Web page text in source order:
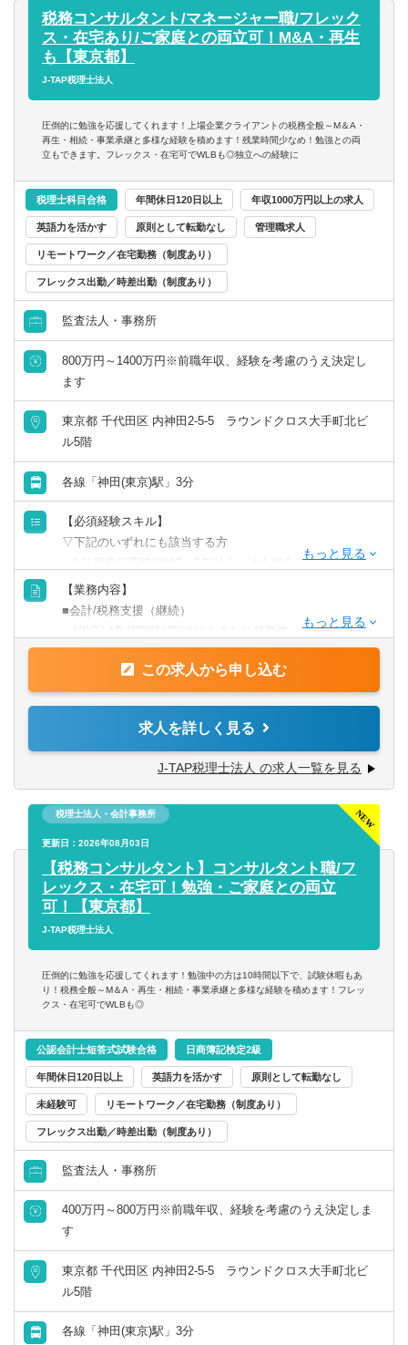
・税務コンサル領域にもチャレンジ
・新規事業立ち上げのためのシステム等に携わる
あなたのやる気次第で様々なチャレンジができます！
税務コンサルタント/マネージャー職/フレック
ス・在宅あり/ご家庭との両立可！M&A・再生
も【東京都】
J-TAP税理士法人
圧倒的に勉強を応援してくれます！上場企業クライアントの税務全般～M＆A・
再生・相続・事業承継と多様な経験を積めます！残業時間少なめ！勉強との両
立もできます。フレックス・在宅可でWLBも◎独立への経験に
税理士科目合格 年間休日120日以上 年収1000万円以上の求人
英語力を活かす 原則として転勤なし 管理職求人
リモートワーク／在宅勤務（制度あり）
フレックス出勤／時差出勤（制度あり）
監査法人・事務所
800万円～1400万円※前職年収、経験を考慮のうえ決定し
ます
東京都 千代田区 内神田2-5-5 ラウンドクロス大手町北ビ
ル5階
各線「神田(東京)駅」3分
【必須経験スキル】
▽下記のいずれにも該当する方
■会計事務所実務経験3～5年以上（法人税申告書作成経験必
須）
■税理士試験の3科目合格者以上（簿財+法人or消費or相続）
or公認会計士
【歓迎要件】
■金融業界経験のある方
【求める人材】
■ 謙虚さと素直さがある方（コミュニケーションと協力）
■コミュニケーション能力が高く人と信頼関係を構築できる
方（コミュニケーションと協力）
■悪いことも含めあらゆる事象を自己成長機会だと捉えるこ
とができる（主体性）
■成長意欲が高い（プロフェッショナリズム）
【業務内容】
■会計/税務支援（継続）
・USGAAP/IFRS対応/連結を含む決算業務
・税務顧問（税務相談）
・法人税/消費税/償却資産税の申告代行
・資産税（相続対策）コンサルティング
■税務支援（スポット）
・税務面の調査（税務DD）
・組織再編ストラクチャーの検討/実行支援
※経験スキルによってお任せする業務は異なります。
この求人から申し込む
求人を詳しく見る
J-TAP税理士法人 の求人一覧を見る
税理士法人・会計事務所
更新日：2026年08月03日
【税務コンサルタント】コンサルタント職/フ
レックス・在宅可！勉強・ご家庭との両立
可！【東京都】
J-TAP税理士法人
圧倒的に勉強を応援してくれます！勉強中の方は10時間以下で、試験休暇もあ
り！税務全般～M＆A・再生・相続・事業承継と多様な経験を積めます！フレッ
クス・在宅可でWLBも◎
公認会計士短答式試験合格 日商簿記検定2級
年間休日120日以上 英語力を活かす 原則として転勤なし
未経験可 リモートワーク／在宅勤務（制度あり）
フレックス出勤／時差出勤（制度あり）
監査法人・事務所
400万円～800万円※前職年収、経験を考慮のうえ決定しま
す
東京都 千代田区 内神田2-5-5 ラウンドクロス大手町北ビ
ル5階
各線「神田(東京)駅」3分